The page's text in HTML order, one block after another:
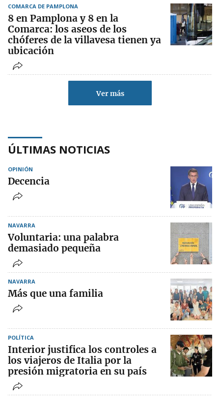
COMARCA DE PAMPLONA
8 en Pamplona y 8 en la
Comarca: los aseos de los
chóferes de la villavesa tienen ya
ubicación
Ver más
ÚLTIMAS NOTICIAS
OPINIÓN
Decencia
NAVARRA
Voluntaria: una palabra
demasiado pequeña
NAVARRA
Más que una familia
POLÍTICA
Interior justifica los controles a
los viajeros de Italia por la
presión migratoria en su país